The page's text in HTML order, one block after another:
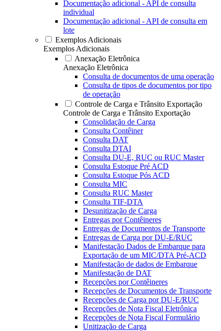
Documentação adicional - API de consulta
individual
Documentação adicional - API de consulta em
lote
Exemplos Adicionais
Exemplos Adicionais
Anexação Eletrônica
Anexação Eletrônica
Consulta de documentos de uma operação
Consulta de tipos de documentos por tipo
de operação
Controle de Carga e Trânsito Exportação
Controle de Carga e Trânsito Exportação
Consolidação de Carga
Consulta Contêiner
Consulta DAT
Consulta DTAI
Consulta DU-E, RUC ou RUC Master
Consulta Estoque Pré ACD
Consulta Estoque Pós ACD
Consulta MIC
Consulta RUC Master
Consulta TIF-DTA
Desunitização de Carga
Entregas por Contêineres
Entregas de Documentos de Transporte
Entregas de Carga por DU-E/RUC
Manifestação Dados de Embarque para
Exportação de um MIC/DTA Pré-ACD
Manifestação de dados de Embarque
Manifestação de DAT
Recepções por Contêineres
Recepções de Documentos de Transporte
Recepções de Carga por DU-E/RUC
Recepções de Nota Fiscal Eletrônica
Recepções de Nota Fiscal Formulário
Unitização de Carga